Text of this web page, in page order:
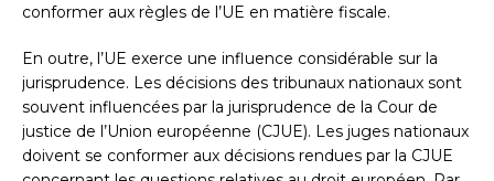
conformer aux règles de l’UE en matière fiscale.
En outre, l’UE exerce une influence considérable sur la
jurisprudence. Les décisions des tribunaux nationaux sont
souvent influencées par la jurisprudence de la Cour de
justice de l’Union européenne (CJUE). Les juges nationaux
doivent se conformer aux décisions rendues par la CJUE